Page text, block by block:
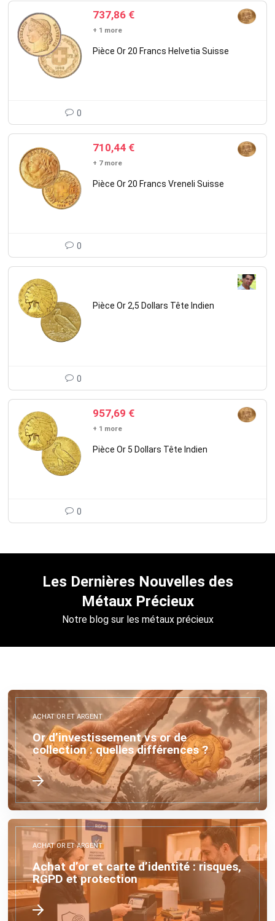
737,86 €
+ 1 more
Pièce Or 20 Francs Helvetia Suisse
0
710,44 €
+ 7 more
Pièce Or 20 Francs Vreneli Suisse
0
Pièce Or 2,5 Dollars Tête Indien
0
957,69 €
+ 1 more
Pièce Or 5 Dollars Tête Indien
0
Les Dernières Nouvelles des
Métaux Précieux
Notre blog sur les métaux précieux
ACHAT OR ET ARGENT
Or d’investissement vs or de
collection : quelles différences ?
ACHAT OR ET ARGENT
Achat d’or et carte d’identité : risques,
RGPD et protection